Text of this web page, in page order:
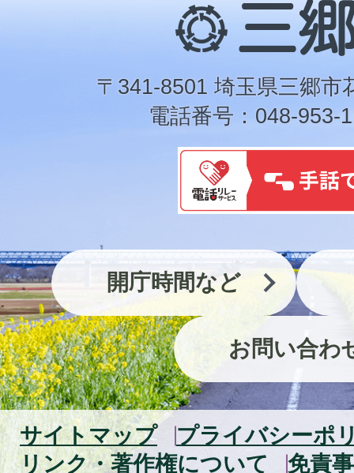
三
郷
市
〒341-8501 埼玉県三郷市
電話番号：048-953-
開庁時間など
お問い合わ
サイトマップ
プライバシーポ
リンク・著作権について
免責